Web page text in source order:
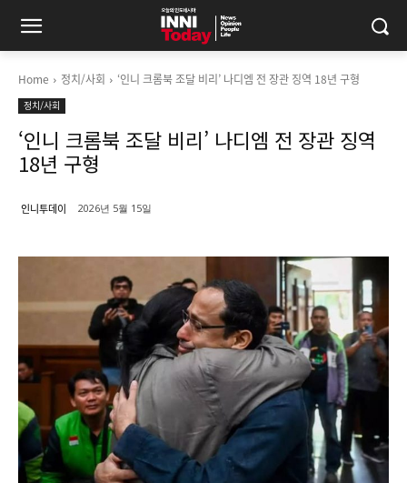
Home 정치/사회 ‘인니 크롬북 조달 비리’ 나디엠 전 장관 징역 18년 구형
정치/사회
‘인니 크롬북 조달 비리’ 나디엠 전 장관 징역
18년 구형
인니투데이 2026년 5월 15일